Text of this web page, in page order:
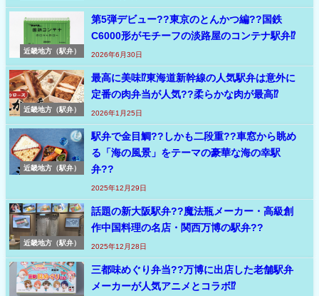
近畿地方（駅弁）
第5弾デビュー??東京のとんかつ編??国鉄
C6000形がモチーフの淡路屋のコンテナ駅弁⁉
2026年6月30日
近畿地方（駅弁）
最高に美味⁉東海道新幹線の人気駅弁は意外に
定番の肉弁当が人気??柔らかな肉が最高⁉
2026年1月25日
近畿地方（駅弁）
駅弁で金目鯛??しかも二段重??車窓から眺め
る「海の風景」をテーマの豪華な海の幸駅
弁??
2025年12月29日
近畿地方（駅弁）
話題の新大阪駅弁??魔法瓶メーカー・高級創
作中国料理の名店・関西万博の駅弁??
2025年12月28日
三都味めぐり弁当??万博に出店した老舗駅弁
メーカーが人気アニメとコラボ⁉